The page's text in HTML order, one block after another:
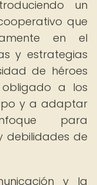
un
que
en el
y estrategias
de héroes
a los
y a adaptar
para
debilidades de
y la